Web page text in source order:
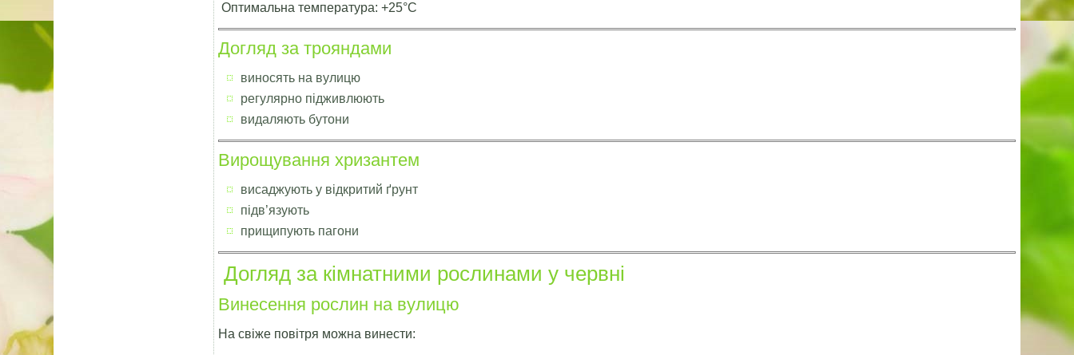
Оптимальна температура: +25°C
Догляд за трояндами
виносять на вулицю
регулярно підживлюють
видаляють бутони
Вирощування хризантем
висаджують у відкритий ґрунт
підв’язують
прищипують пагони
Догляд за кімнатними рослинами у червні
Винесення рослин на вулицю
На свіже повітря можна винести: